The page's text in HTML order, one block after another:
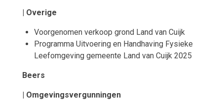
| Overige
Voorgenomen verkoop grond Land van Cuijk
Programma Uitvoering en Handhaving Fysieke
Leefomgeving gemeente Land van Cuijk 2025
Beers
| Omgevingsvergunningen